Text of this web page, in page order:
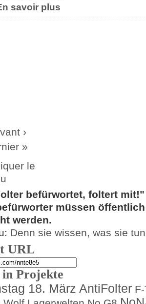
savoir plus
›
»
befürwortet, foltert
müssen
werden.
Denn sie wissen, was sie tun
URL
in Projekte
18. März AntiFolter